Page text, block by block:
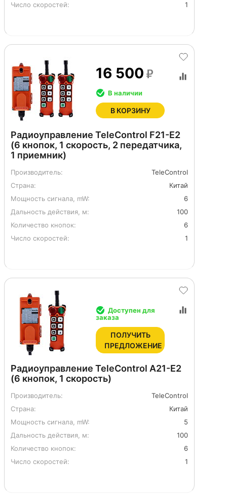
Число скоростей:
1
Радиоуправление TeleControl F21-E2
(6 кнопок, 1 скорость, 2 передатчика,
1 приемник)
Производитель:
TeleControl
Страна:
Китай
Мощность сигнала, mW:
6
Дальность действия, м:
100
Количество кнопок:
6
Число скоростей:
1
16 500
В наличии
В КОРЗИНУ
Радиоуправление TeleControl A21-E2
(6 кнопок, 1 скорость)
Производитель:
TeleControl
Страна:
Китай
Мощность сигнала, mW:
5
Дальность действия, м:
100
Количество кнопок:
6
Число скоростей:
1
Доступен для
заказа
ПОЛУЧИТЬ
ПРЕДЛОЖЕНИЕ